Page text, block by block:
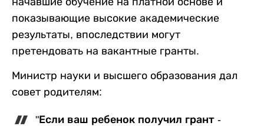
показывающие высокие академические
результаты, впоследствии могут
претендовать на вакантные гранты.
Министр науки и высшего образования дал
совет родителям:
"Если ваш ребенок получил грант -